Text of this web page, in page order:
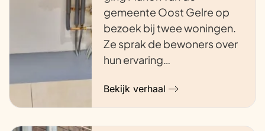
gemeente Oost Gelre op
bezoek bij twee woningen.
Ze sprak de bewoners over
hun ervaring…
Bekijk verhaal